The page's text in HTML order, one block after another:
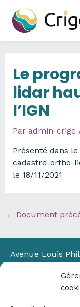
contenu
Le
lidar
l’IGN
Par admin-crige
Présenté dans
cadastre-ortho-
le 18/11/2021
← Document
Avenue Louis
Bâtiment
13100 Aix-en-